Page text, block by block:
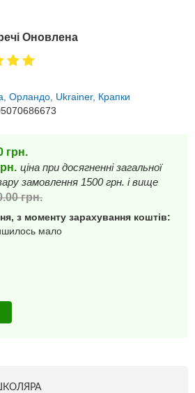
Оновлена
Орландо, Ukrainer, Крапки
грн.
ціна при досягненні загальної
замовлення 1500 грн. і вище
грн.
з моменту зарахування коштів:
мало